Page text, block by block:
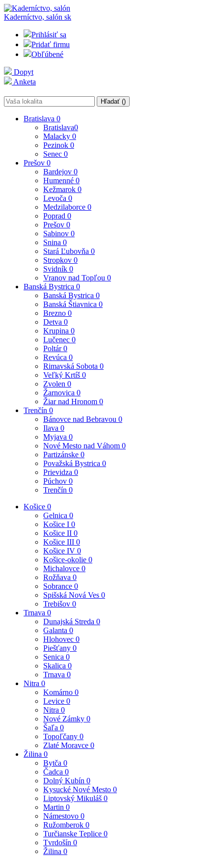
Kaderníctvo, salón sk
Prihlásiť sa
Pridať firmu
Obľúbené
Dopyt
Anketa
Hľadať ()
Bratislava 0
Bratislava0
Malacky 0
Pezinok 0
Senec 0
Prešov 0
Bardejov 0
Humenné 0
Kežmarok 0
Levoča 0
Medzilaborce 0
Poprad 0
Prešov 0
Sabinov 0
Snina 0
Stará Ľubovňa 0
Stropkov 0
Svidník 0
Vranov nad Topľou 0
Banská Bystrica 0
Banská Bystrica 0
Banská Štiavnica 0
Brezno 0
Detva 0
Krupina 0
Lučenec 0
Poltár0
Revúca 0
Rimavská Sobota 0
Veľký Krtíš 0
Zvolen 0
Žarnovica 0
Žiar nad Hronom 0
Trenčín 0
Bánovce nad Bebravou 0
Ilava 0
Myjava 0
Nové Mesto nad Váhom 0
Partizánske 0
Považská Bystrica 0
Prievidza 0
Púchov 0
Trenčín 0
Košice 0
Gelnica 0
Košice I 0
Košice II 0
Košice III 0
Košice IV 0
Košice-okolie 0
Michalovce 0
Rožňava 0
Sobrance 0
Spišská Nová Ves 0
Trebišov 0
Trnava 0
Dunajská Streda 0
Galanta 0
Hlohovec 0
Piešťany 0
Senica 0
Skalica 0
Trnava 0
Nitra 0
Komárno 0
Levice 0
Nitra 0
Nové Zámky 0
Šaľa 0
Topoľčany 0
Zlaté Moravce 0
Žilina 0
Bytča 0
Čadca 0
Dolný Kubín 0
Kysucké Nové Mesto 0
Liptovský Mikuláš 0
Martin 0
Námestovo 0
Ružomberok 0
Turčianske Teplice 0
Tvrdošín 0
Žilina 0